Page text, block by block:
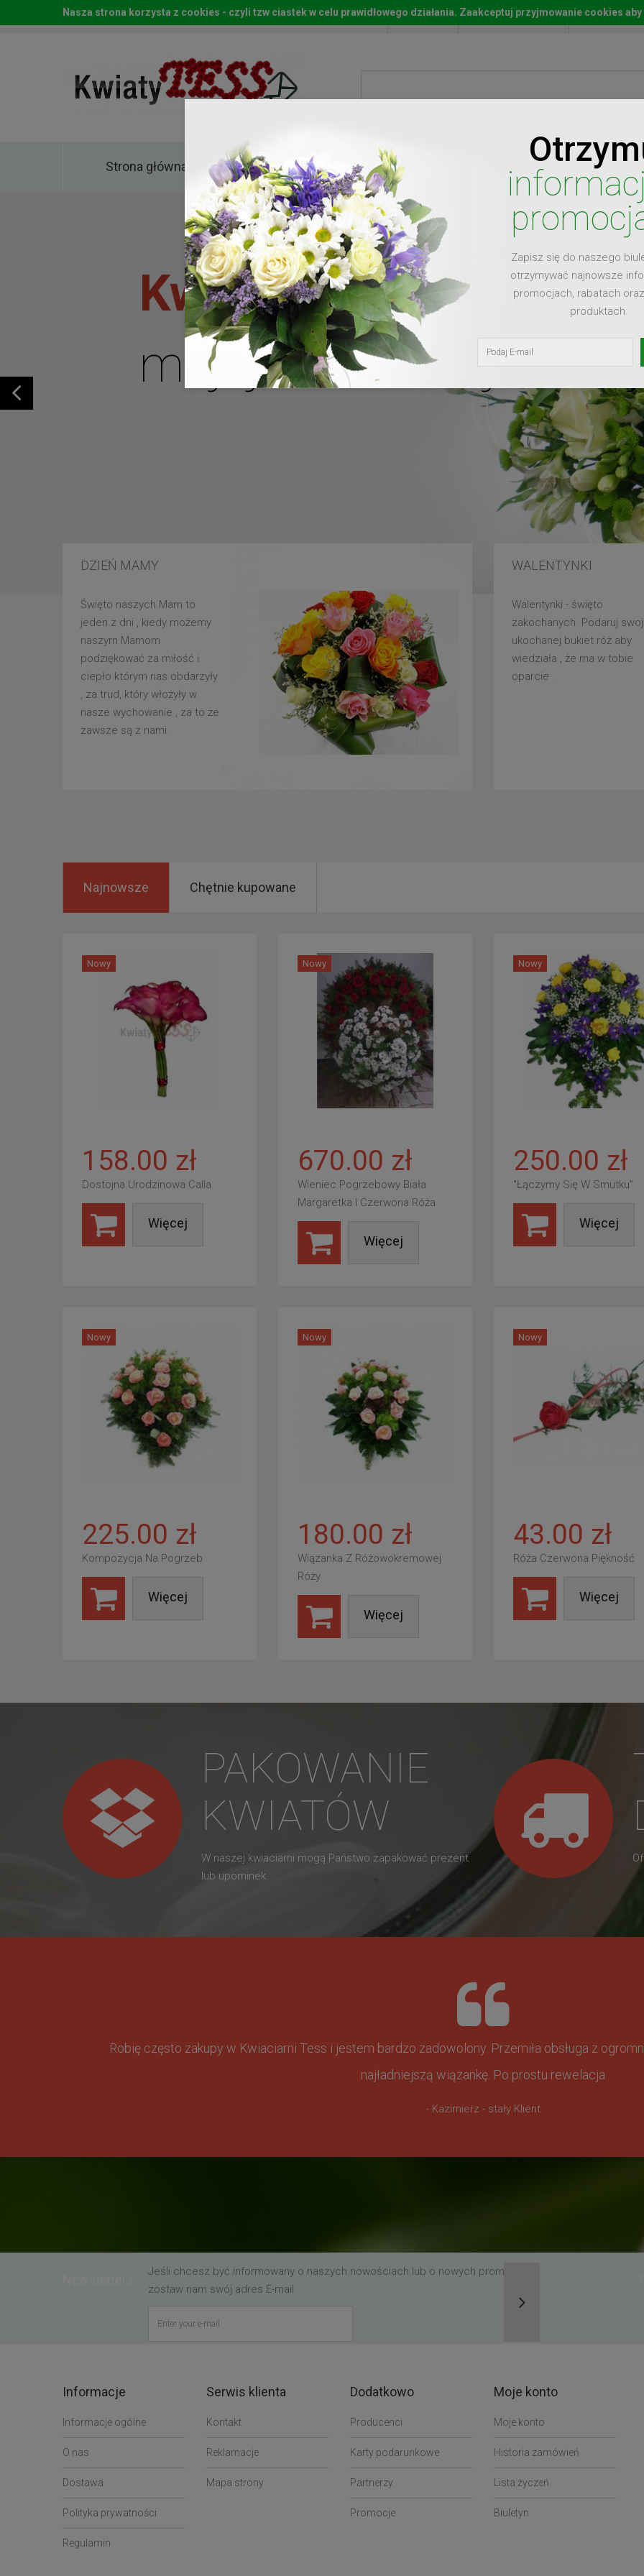
Start Moje konto Lista
Strona główna Kwiaty
Kwiaty dla
mojej ukochanej
DZIEŃ MAMY
Święto naszych Mam to
jeden z dni , kiedy możemy
naszym Mamom
podziękować za miłość i
ciepło którym nas obdarzyły
, za trud, który włożyły w
nasze wychowanie , za to że
zawsze są z nami .
WALENTYNKI
Walentynki - święto
zakochanych. Podaruj
ukochanej bukiet róż aby
wiedziała , że ma w tobie
oparcie .
Zapisz się do naszego
otrzymywać najnowsze
promocjach, rabatach
produktach.
Najnowsze Chętnie kupowane
Nowy
158.00 zł
Dostojna Urodzinowa Calla
Więcej
Nowy
670.00 zł
Wieniec Pogrzebowy Biała
Margaretka I Czerwona Róża
Więcej
Nowy
250.00 zł
"Łączymy Się W Smutku"
Więcej
Nowy
225.00 zł
Kompozycja Na Pogrzeb
Więcej
Nowy
180.00 zł
Wiązanka Z Różowokremowej
Róży
Więcej
Nowy
43.00 zł
Róża Czerwona Piękność
Więcej
PAKOWANIE
KWIATÓW
W naszej kwiaciarni mogą Państwo zapakować prezent
lub upominek.
Robię często zakupy w Kwiaciarni Tess i jestem bardzo zadowolony. Przemiła obsługa z
najładniejszą wiązankę. Po prostu rewelacja
- Kazimierz - stały Klient
Jeśli chcesz być informowany o naszych nowościach lub o nowych promocjach,
zostaw nam swój adres E-mail
Nasza strona korzysta z cookies - czyli tzw ciastek w celu prawidłowego działania. Zaakceptuj przyjmowanie cookies
Informacje
Informacje ogólne
O nas
Dostawa
Polityka prywatności
Regulamin
Serwis klienta
Kontakt
Reklamacje
Mapa strony
Dodatkowo
Producenci
Karty podarunkowe
Partnerzy
Promocje
Moje konto
Moje konto
Historia zamówień
Lista życzeń
Biuletyn